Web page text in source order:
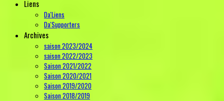
Liens
Da'Liens
Da'Supporters
Archives
saison 2023/2024
saison 2022/2023
Saison 2021/2022
Saison 2020/2021
Saison 2019/2020
Saison 2018/2019